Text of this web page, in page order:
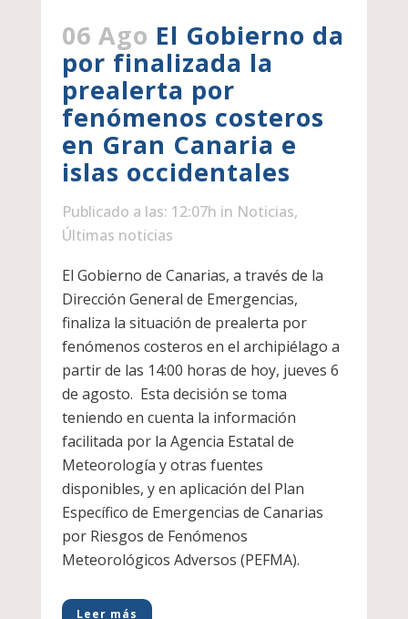
06 Ago El Gobierno da
por finalizada la
prealerta por
fenómenos costeros
en Gran Canaria e
islas occidentales
Publicado a las: 12:07h in Noticias,
Últimas noticias
El Gobierno de Canarias, a través de la
Dirección General de Emergencias,
finaliza la situación de prealerta por
fenómenos costeros en el archipiélago a
partir de las 14:00 horas de hoy, jueves 6
de agosto. Esta decisión se toma
teniendo en cuenta la información
facilitada por la Agencia Estatal de
Meteorología y otras fuentes
disponibles, y en aplicación del Plan
Específico de Emergencias de Canarias
por Riesgos de Fenómenos
Meteorológicos Adversos (PEFMA).
Leer más